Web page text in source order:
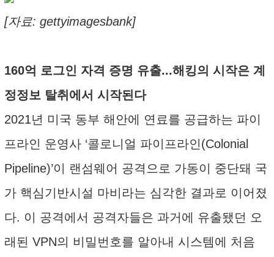
[자료: gettyimagesbank]
160억 로그인 자격 증명 유출...해킹의 시작은 계
정정보 탈취에서 시작된다
2021년 미국 동부 해안에 연료를 공급하는 파이
프라인 운영사 ‘콜로니얼 파이프라인(Colonial
Pipeline)’이 랜섬웨어 공격으로 가동이 중단돼 국
가 핵심기반시설 마비라는 심각한 결과로 이어졌
다. 이 공격에서 공격자들은 과거에 유출됐던 오
래된 VPN의 비밀번호를 알아내 시스템에 처음